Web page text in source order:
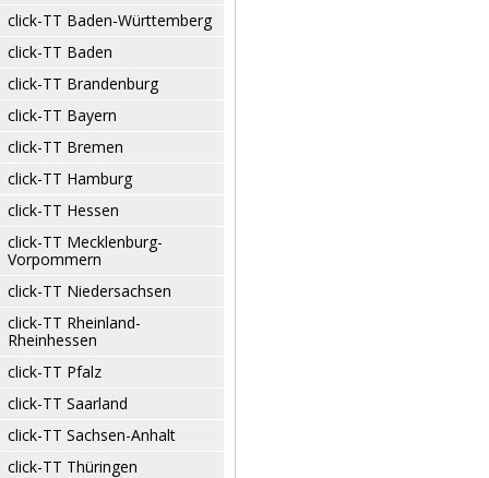
click-TT Baden-Württemberg
click-TT Baden
click-TT Brandenburg
click-TT Bayern
click-TT Bremen
click-TT Hamburg
click-TT Hessen
click-TT Mecklenburg-
Vorpommern
click-TT Niedersachsen
click-TT Rheinland-
Rheinhessen
click-TT Pfalz
click-TT Saarland
click-TT Sachsen-Anhalt
click-TT Thüringen